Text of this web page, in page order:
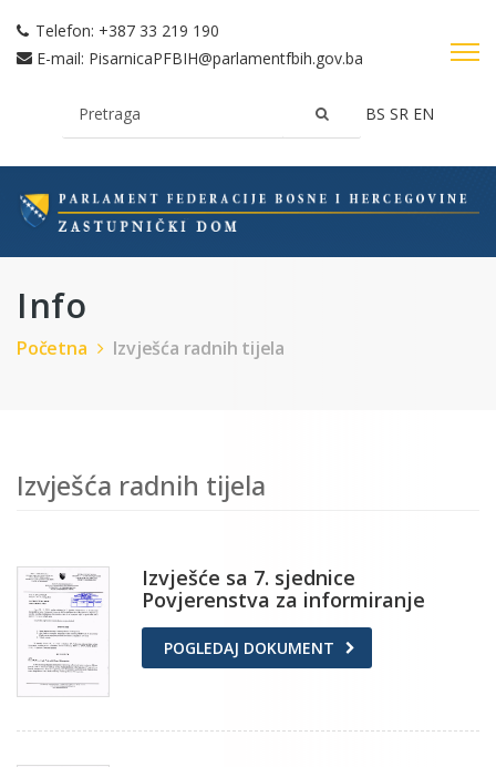
Telefon: +387 33 219 190
E-mail: PisarnicaPFBIH@parlamentfbih.gov.ba
BS SR EN
Info
Početna Izvješća radnih tijela
Izvješća radnih tijela
Izvješće sa 7. sjednice
Povjerenstva za informiranje
POGLEDAJ DOKUMENT